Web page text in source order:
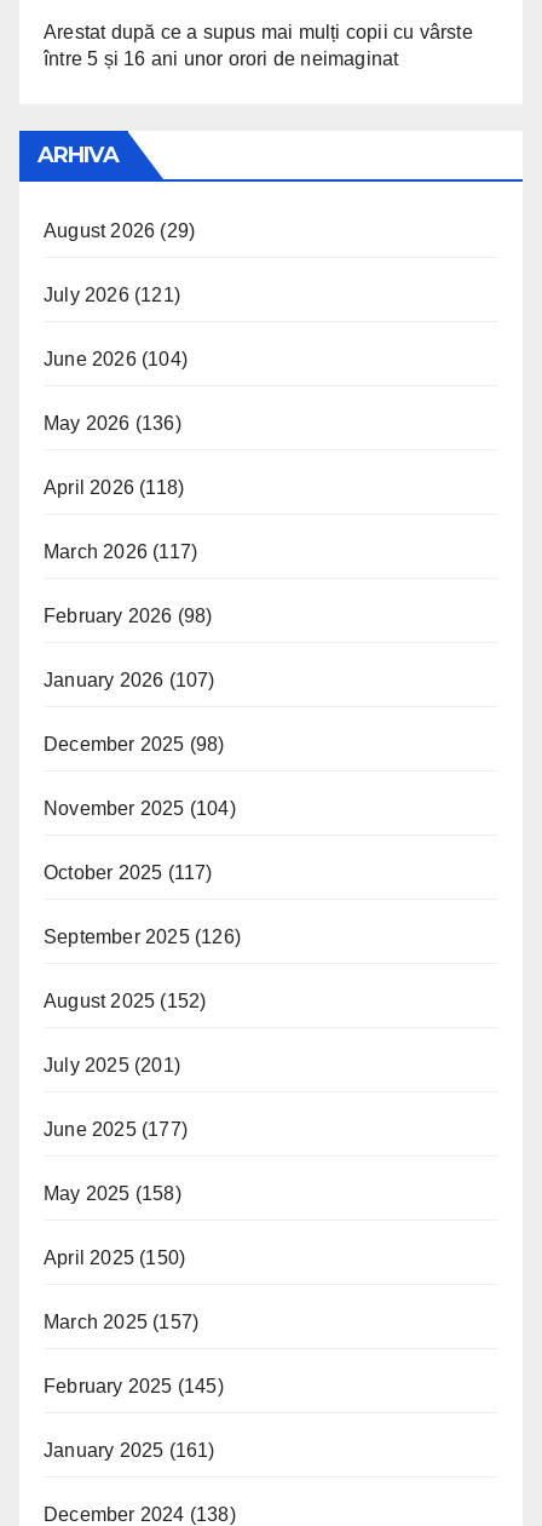
Arestat după ce a supus mai mulți copii cu vârste
între 5 și 16 ani unor orori de neimaginat
ARHIVA
August 2026 (29)
July 2026(121)
June 2026(104)
May 2026 (136)
April 2026 (118)
March 2026 (117)
February 2026 (98)
January 2026 (107)
December 2025 (98)
November 2025 (104)
October 2025 (117)
September 2025(126)
August 2025 (152)
July 2025(201)
June 2025(177)
May 2025 (158)
April 2025 (150)
March 2025 (157)
February 2025 (145)
January 2025 (161)
December 2024 (138)